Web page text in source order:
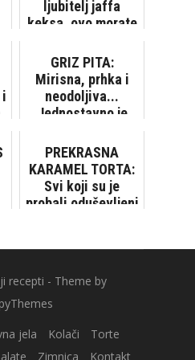
ljubitelj jaffa
keksa, ovo morate
i
GRIZ PITA:
Mirisna, prhka i
neodoljiva...
Jednostavno je
PREKRASNA
KARAMEL TORTA:
Svi koji su je
probali oduševljeni
recepti - Theme by
jela Kolači
Torte
Zimnica Kontakt